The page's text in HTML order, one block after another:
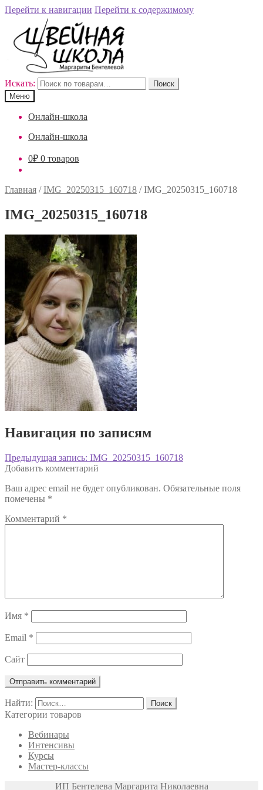
Перейти к навигации Перейти к содержимому
Искать:
Поиск
Меню
Онлайн-школа
Онлайн-школа
0₽ 0 товаров
Главная /IMG_20250315_160718 /IMG_20250315_160718
IMG_20250315_160718
Навигация по записям
Предыдущая запись: IMG_20250315_160718
Добавить комментарий
Ваш адрес email не будет опубликован. Обязательные поля
помечены *
Комментарий *
Имя *
Email *
Сайт
Найти:
Категории товаров
Вебинары
Интенсивы
Курсы
Мастер-классы
ИП Бентелева Маргарита Николаевна